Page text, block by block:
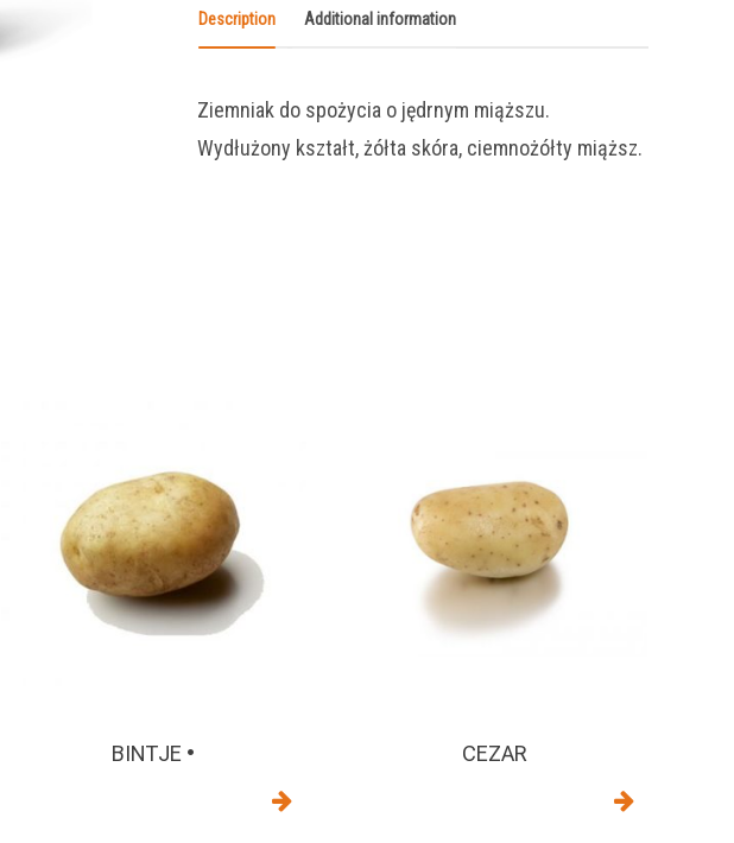
Description Additional information
Ziemniak do spożycia o jędrnym miąższu.
Wydłużony kształt, żółta skóra, ciemnożółty miąższ.
BINTJE • CEZAR